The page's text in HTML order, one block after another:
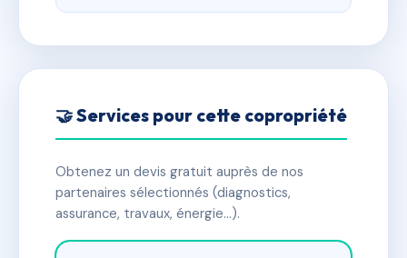
🤝 Services pour cette copropriété
Obtenez un devis gratuit auprès de nos
partenaires sélectionnés (diagnostics,
assurance, travaux, énergie…).